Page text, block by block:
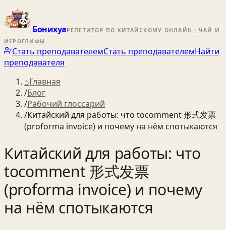
БонихуаРЕПЕТИТОР ПО КИТАЙСКОМУ ОНЛАЙН · ЧАЙ И
ИЕРОГЛИФЫ
Стать преподавателемСтать преподавателемНайти
преподавателя
⌂Главная
/Блог
/Рабочий глоссарий
/Китайский для работы: что tocomment 形式发票
(proforma invoice) и почему на нём спотыкаются
Китайский для работы: что
tocomment 形式发票
(proforma invoice) и почему
на нём спотыкаются